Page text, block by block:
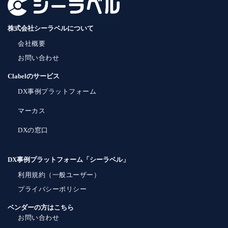
株式会社シーラベルについて
会社概要
お問い合わせ
Clabelのサービス
DX事例プラットフォーム
マーカス
DXの窓口
DX事例プラットフォーム「シーラベル」
利用規約（一般ユーザー）
プライバシーポリシー
ベンダーの方はこちら
お問い合わせ